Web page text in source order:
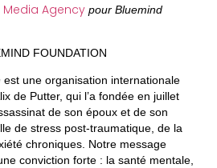
Media Agencypour Bluemind
FOUNDATION
est une organisation internationale
de Putter, qui l’a fondée en juillet
de son époux et de son
de stress post-traumatique, de la
chroniques. Notre message
conviction forte : la santé mentale,